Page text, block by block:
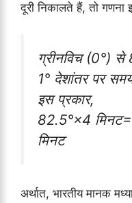
दूरी निकालते हैं, तो गणना
ग्रीनविच (0°) से
1° देशांतर पर
इस प्रकार,
82.5°×4
मिनट
अर्थात, भारतीय मानक